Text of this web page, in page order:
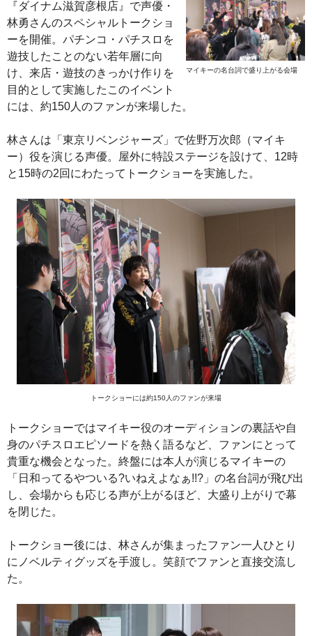
マイキーの名台詞で盛り上がる会場
『ダイナム滋賀彦根店』で声優・
林勇さんのスペシャルトークショ
ーを開催。パチンコ・パチスロを
遊技したことのない若年層に向
け、来店・遊技のきっかけ作りを
目的として実施したこのイベント
には、約150人のファンが来場した。
林さんは「東京リベンジャーズ」で佐野万次郎（マイキ
ー）役を演じる声優。屋外に特設ステージを設けて、12時
と15時の2回にわたってトークショーを実施した。
トークショーには約150人のファンが来場
トークショーではマイキー役のオーディションの裏話や自
身のパチスロエピソードを熱く語るなど、ファンにとって
貴重な機会となった。終盤には本人が演じるマイキーの
「日和ってるやついる?いねえよなぁ!!?」の名台詞が飛び出
し、会場からも応じる声が上がるほど、大盛り上がりで幕
を閉じた。
トークショー後には、林さんが集まったファン一人ひとり
にノベルティグッズを手渡し。笑顔でファンと直接交流し
た。